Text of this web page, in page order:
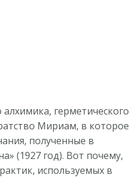
герметического
Мириам, в которое
полученные в
(1927 год). Вот почему,
используемых в